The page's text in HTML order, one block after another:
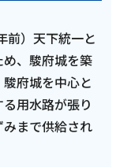
前）天下統一と
、駿府城を築
府城を中心と
用水路が張り
まで供給され